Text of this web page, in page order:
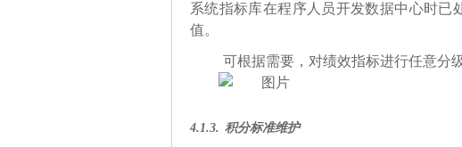
系统指标库在程序人员开发数据中心时已
值。
可根据需要，对绩效指标进行任意分
4.1.3. 积分标准维护